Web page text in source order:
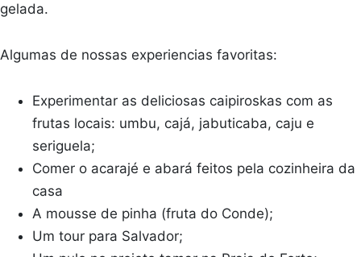
gelada.
Algumas de nossas experiencias favoritas:
Experimentar as deliciosas caipiroskas com as
frutas locais: umbu, cajá, jabuticaba, caju e
seriguela;
Comer o acarajé e abará feitos pela cozinheira da
casa
A mousse de pinha (fruta do Conde);
Um tour para Salvador;